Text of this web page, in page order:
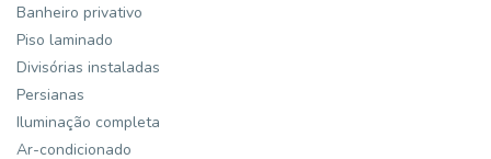
Banheiro privativo
Piso laminado
Divisórias instaladas
Persianas
Iluminação completa
Ar-condicionado